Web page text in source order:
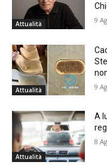
Attualità 9
Attualità 9
Attualità
A
8